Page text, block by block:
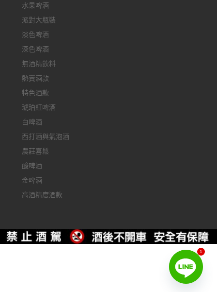
水果啤酒
派對大瓶裝
淡色啤酒
深色啤酒
無酒精飲料
熱賣酒款
特色酒款
琥珀紅啤酒
白啤酒
西打酒與氣泡酒
農莊喜鬆
酸啤酒
金啤酒
高酒精度酒款
1